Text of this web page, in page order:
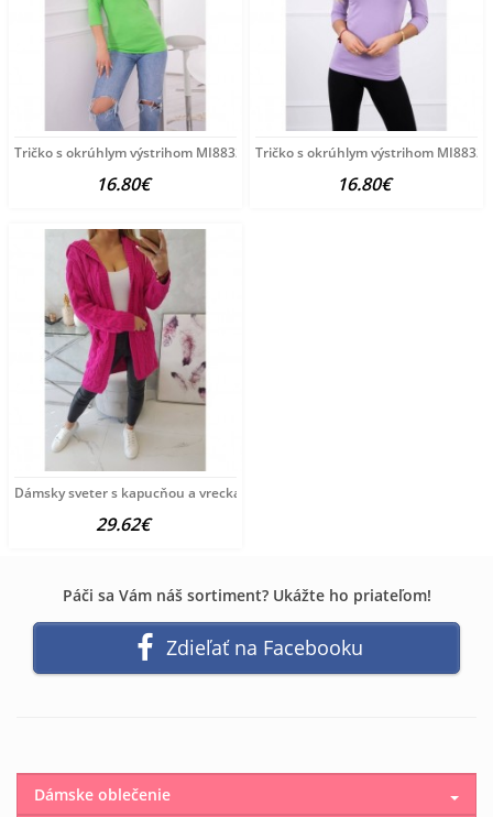
Tričko s okrúhlym výstrihom MI8832 svetlozelené Univerzálna
16.80€
Tričko s okrúhlym výstrihom MI8832
16.80€
Dámsky sveter s kapucňou a vreckami MI2019-24 fuchsia
29.62€
Páči sa Vám náš sortiment? Ukážte ho priateľom!
Zdieľať na Facebooku
Dámske oblečenie